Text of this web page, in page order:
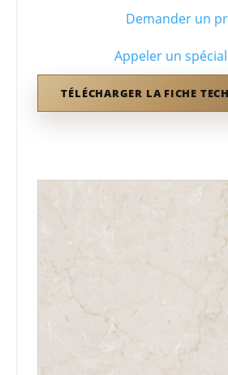
Demander un
Appeler un
TÉLÉCHARGER LA FICHE